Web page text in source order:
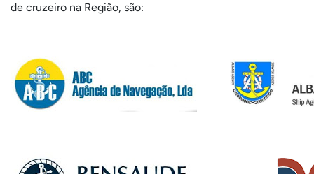
de cruzeiro na Região, são: